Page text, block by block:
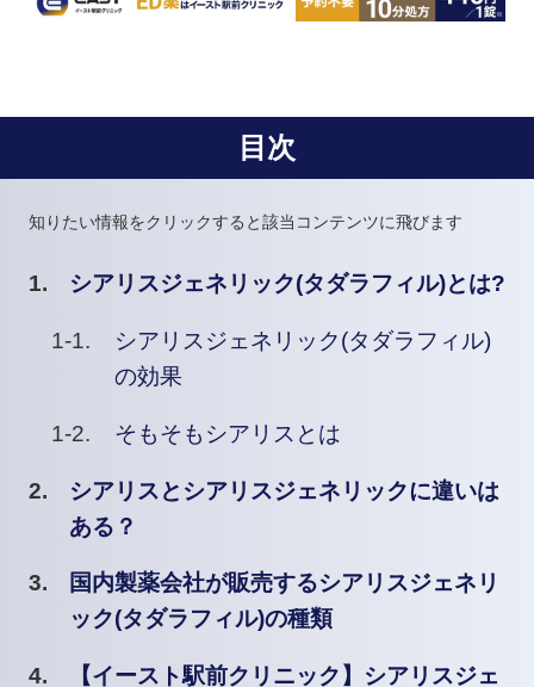
目次
知りたい情報をクリックすると該当コンテンツに飛びます
シアリスジェネリック(タダラフィル)とは?
シアリスジェネリック(タダラフィル)
の効果
そもそもシアリスとは
シアリスとシアリスジェネリックに違いは
ある？
国内製薬会社が販売するシアリスジェネリ
ック(タダラフィル)の種類
【イースト駅前クリニック】シアリスジェ